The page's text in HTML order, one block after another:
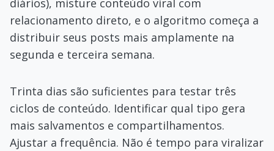
diários), misture conteúdo viral com
relacionamento direto, e o algoritmo começa a
distribuir seus posts mais amplamente na
segunda e terceira semana.
Trinta dias são suficientes para testar três
ciclos de conteúdo. Identificar qual tipo gera
mais salvamentos e compartilhamentos.
Ajustar a frequência. Não é tempo para viralizar